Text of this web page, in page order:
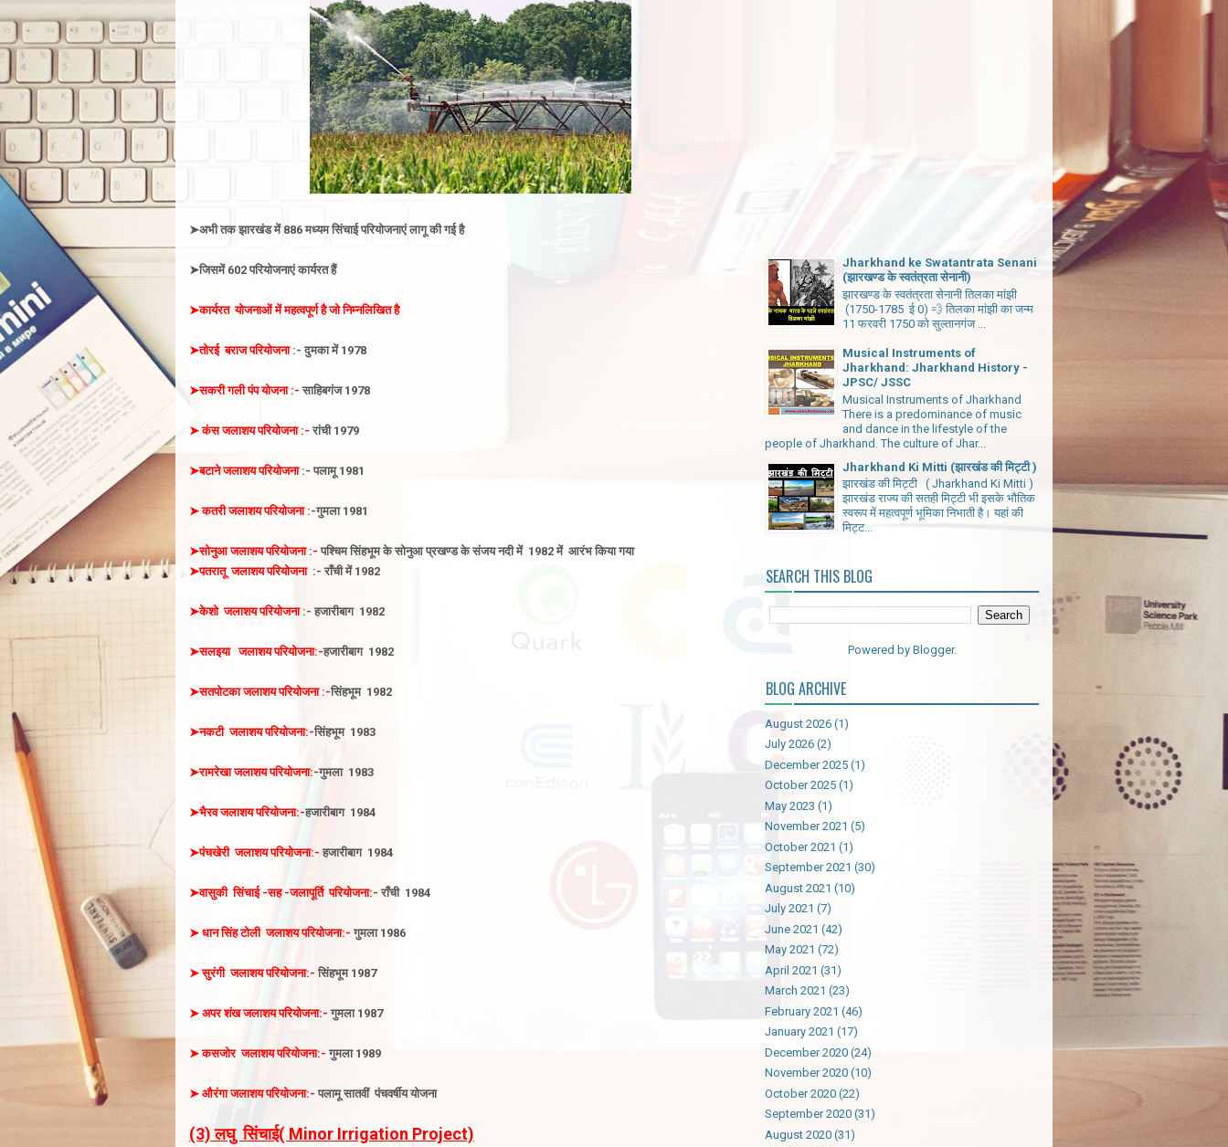
➤अभी तक झारखंड में 886 मध्यम सिंचाई परियोजनाएं लागू की गई है
➤जिसमें 602 परियोजनाएं कार्यरत हैं
➤कार्यरत योजनाओं में महत्वपूर्ण है जो निम्नलिखित है
➤तोरई बराज परियोजना:- दुमका में 1978
➤सकरी गली पंप योजना :- साहिबगंज 1978
➤ कंस जलाशयपरियोजना :- रांची 1979
➤बटानेजलाशयपरियोजना:- पलामू 1981
➤ कतरीजलाशय परियोजना:-गुमला 1981
➤सोनुआजलाशय परियोजना :- पश्चिम सिंहभूम के सोनुआ प्रखण्ड के संजय नदी में 1982 में आरंभ किया गया
➤पतरातू जलाशय परियोजना:- राँची में 1982
➤केशो जलाशय परियोजना:- हजारीबाग 1982
➤सलइया जलाशय परियोजना:-हजारीबाग 1982
➤सतपोटकाजलाशय परियोजना :-सिंहभूम 1982
➤नकटीजलाशय परियोजना:-सिंहभूम 1983
➤रामरेखाजलाशय परियोजना:-गुमला 1983
➤भैरवजलाशय परियोजना:-हजारीबाग 1984
➤पंचखेरीजलाशय परियोजना:- हजारीबाग 1984
➤वासुकी सिंचाई -सह -जलापूर्तिपरियोजना:- राँची 1984
➤ धान सिंह टोली जलाशय परियोजना:- गुमला 1986
➤सुरंगीजलाशय परियोजना:- सिंहभूम 1987
➤ अपर शंखजलाशय परियोजना:- गुमला 1987
➤कसजोरजलाशय परियोजना:- गुमला 1989
➤ औरंगाजलाशय परियोजना:- पलामू सातवीं पंचवर्षीय योजना
(3) लघुसिंचाई( Minor Irrigation Project)
Jharkhand ke Swatantrata Senani
(झारखण्ड के स्वतंत्रता सेनानी)
झारखण्ड के स्वतंत्रता सेनानी तिलका मांझी
(1750-1785 ई 0) 💨 तिलका मांझी का जन्म
11 फरवरी 1750 को सुल्तानगंज ...
Musical Instruments of
Jharkhand: Jharkhand History -
JPSC/ JSSC
Musical Instruments of Jharkhand
There is a predominance of music
and dance in the lifestyle of the
people of Jharkhand. The culture of Jhar...
Jharkhand Ki Mitti (झारखंड की मिट्टी )
झारखंड की मिट्टी ( Jharkhand Ki Mitti )
झारखंड राज्य की सतही मिट्टी भी इसके भौतिक
स्वरूप में महत्वपूर्ण भूमिका निभाती है। यहां की
मिट्ट...
SEARCH THIS BLOG
Powered by Blogger.
BLOG ARCHIVE
August 2026 (1)
July 2026 (2)
December 2025 (1)
October 2025 (1)
May 2023 (1)
November 2021 (5)
October 2021 (1)
September 2021 (30)
August 2021 (10)
July 2021 (7)
June 2021 (42)
May 2021 (72)
April 2021 (31)
March 2021 (23)
February 2021 (46)
January 2021 (17)
December 2020 (24)
November 2020 (10)
October 2020 (22)
September 2020 (31)
August 2020 (31)